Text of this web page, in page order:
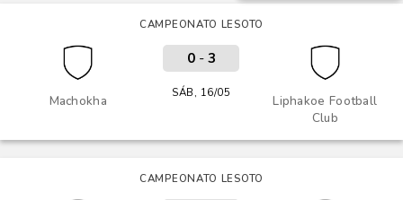
CAMPEONATO LESOTO
Machokha
Liphakoe Football
Club
0- 3
SÁB, 16/05
CAMPEONATO LESOTO